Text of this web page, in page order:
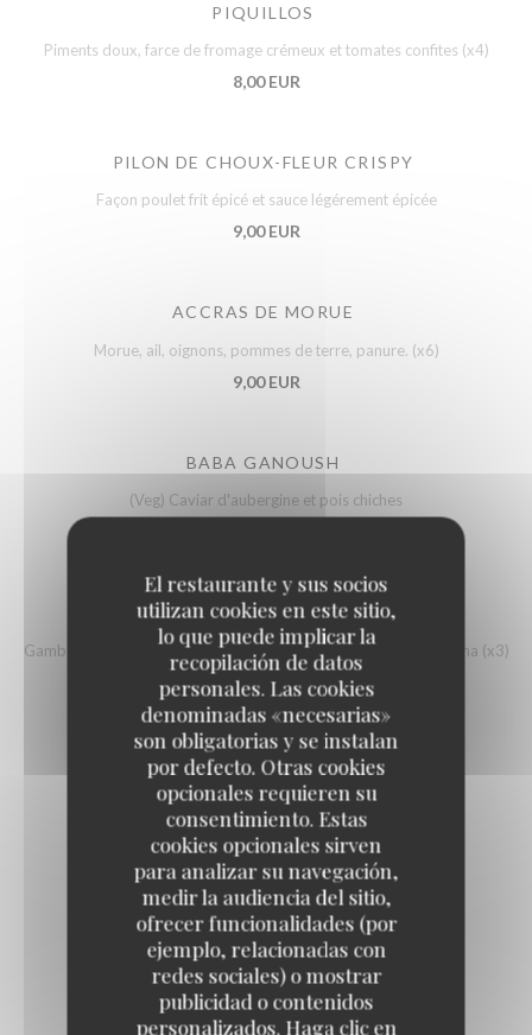
El restaurante y sus socios
utilizan cookies en este sitio,
lo que puede implicar la
recopilación de datos
personales. Las cookies
denominadas «necesarias»
son obligatorias y se instalan
por defecto. Otras cookies
opcionales requieren su
consentimiento. Estas
cookies opcionales sirven
para analizar su navegación,
medir la audiencia del sitio,
ofrecer funcionalidades (por
ejemplo, relacionadas con
redes sociales) o mostrar
publicidad o contenidos
personalizados. Haga clic en
PIQUILLOS
Piments doux, farce de fromage crémeux et tomates confites (x4)
8,00 EUR
PILON DE CHOUX-FLEUR CRISPY
Façon poulet frit épicé et sauce légérement épicée
9,00 EUR
ACCRAS DE MORUE
Morue, ail, oignons, pommes de terre, panure. (x6)
9,00 EUR
BABA GANOUSH
(Veg) Caviar d'aubergine et pois chiches
GAMBAS PANKO
Gambas enroulées de panure panko et sauce mayonnaise sriracha (x3)
10,00 EUR
SURF AND TURF
Brochettes de chorizo et gambas à la plancha (x2)
11,00 EUR
Desserts